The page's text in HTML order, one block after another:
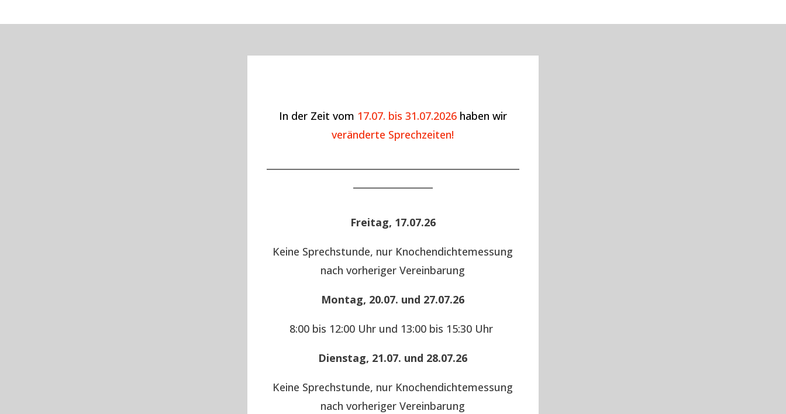
In der Zeit vom 17.07. bis 31.07.2026 haben wir
veränderte Sprechzeiten!
Freitag, 17.07.26
Keine Sprechstunde, nur Knochendichtemessung
nach vorheriger Vereinbarung
Montag, 20.07. und 27.07.26
8:00 bis 12:00 Uhr und 13:00 bis 15:30 Uhr
Dienstag, 21.07. und 28.07.26
Keine Sprechstunde, nur Knochendichtemessung
nach vorheriger Vereinbarung